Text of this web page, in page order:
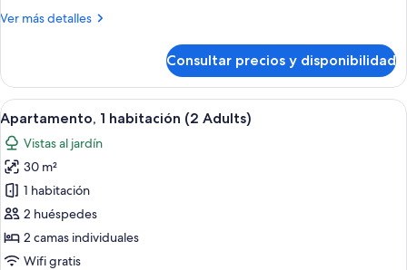
Adult)
Ver más detalles
Más
1
habitación
(1
Adult)
Consultar precios y disponibilidad
Abrir
todas
las
fotos
de
Apartamento,
1
habitación
Un balcón con mesa y sillas, un
6
Apartamento, 1 habitación (2 Adults)
Vistas al jardín
30 m²
1 habitación
2 huéspedes
2 camas individuales
Wifi gratis